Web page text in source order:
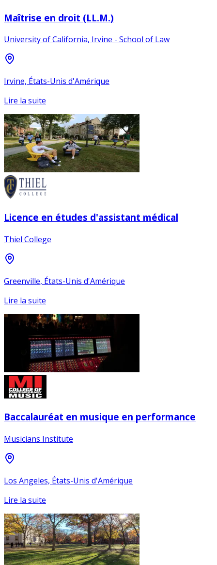
Maîtrise en droit (LL.M.)
University of California, Irvine - School of Law
Irvine, États-Unis d'Amérique
Lire la suite
Licence en études d'assistant médical
Thiel College
Greenville, États-Unis d'Amérique
Lire la suite
Baccalauréat en musique en performance
Musicians Institute
Los Angeles, États-Unis d'Amérique
Lire la suite